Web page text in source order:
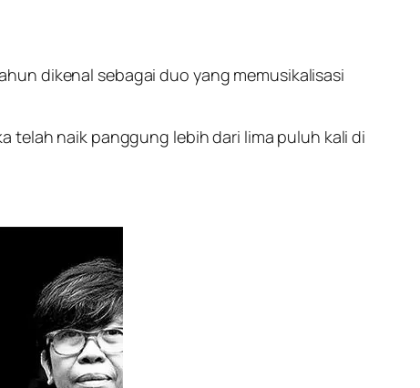
dikenal sebagai duo yang memusikalisasi
telah naik panggung lebih dari lima puluh kali di